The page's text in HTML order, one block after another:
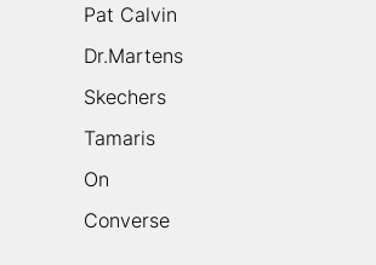
Pat Calvin
Dr.Martens
Skechers
Tamaris
On
Converse